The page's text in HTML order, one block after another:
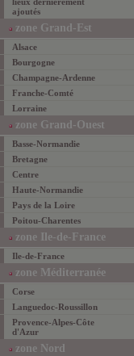
ajoutés
zone Grand-Est
Alsace
Bourgogne
Champagne-Ardenne
Franche-Comté
Lorraine
zone Grand-Ouest
Basse-Normandie
Bretagne
Centre
Haute-Normandie
Pays de la Loire
Poitou-Charentes
zone Ile-de-France
Ile-de-France
zone Méditerranée
Corse
Languedoc-Roussillon
Provence-Alpes-Côte
d'Azur
zone Nord